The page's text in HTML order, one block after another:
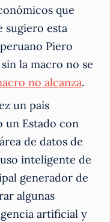
que
sugiero esta
Piero
la macro no se
no alcanza.
un país
un Estado con
de datos de
inteligente de
generador de
algunas
artificial y